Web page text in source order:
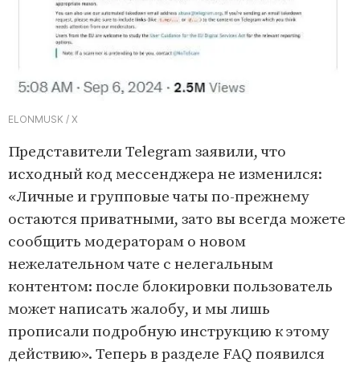
ELONMUSK / X
Представители Telegram заявили, что
исходный код мессенджера не изменился:
«Личные и групповые чаты по-прежнему
остаются приватными, зато вы всегда можете
сообщить модераторам о новом
нежелательном чате с нелегальным
контентом: после блокировки пользователь
может написать жалобу, и мы лишь
прописали подробную инструкцию к этому
действию». Теперь в разделе FAQ появился